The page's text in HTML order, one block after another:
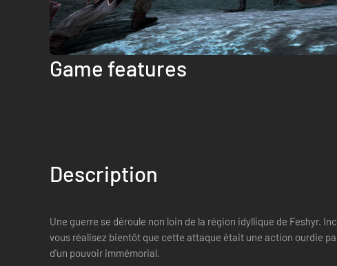
Game features
Description
Une guerre se déroule non loin de la région idyllique de Feshyr.
vous réalisez bientôt que cette attaque était une action ourdie
d'un pouvoir immémorial.